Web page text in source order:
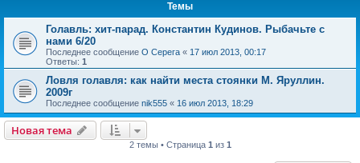
Темы
Голавль: хит-парад. Константин Кудинов. Рыбачьте с
нами 6/20
Последнее сообщение О Серега « 17 июл 2013, 00:17
Ответы: 1
Ловля голавля: как найти места стоянки М. Яруллин.
2009г
Последнее сообщение nik555 « 16 июл 2013, 18:29
Новая тема
2 темы • Страница 1 из 1